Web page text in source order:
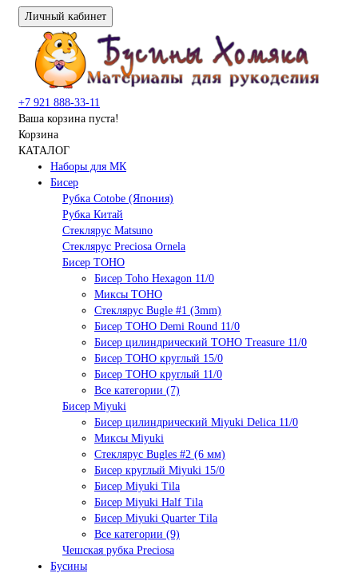
Личный кабинет
+7 921 888-33-11
Ваша корзина пуста!
Корзина
КАТАЛОГ
Наборы для МК
Бисер
Рубка Cotobe (Япония)
Рубка Китай
Стеклярус Matsuno
Стеклярус Preciosa Ornela
Бисер TOHO
Бисер Toho Hexagon 11/0
Миксы TOHO
Стеклярус Bugle #1 (3mm)
Бисер TOHO Demi Round 11/0
Бисер цилиндрический TOHO Treasure 11/0
Бисер TOHO круглый 15/0
Бисер TOHO круглый 11/0
Все категории (7)
Бисер Miyuki
Бисер цилиндрический Miyuki Delica 11/0
Миксы Miyuki
Стеклярус Bugles #2 (6 мм)
Бисер круглый Miyuki 15/0
Бисер Miyuki Tila
Бисер Miyuki Half Tila
Бисер Miyuki Quarter Tila
Все категории (9)
Чешская рубка Preciosa
Бусины